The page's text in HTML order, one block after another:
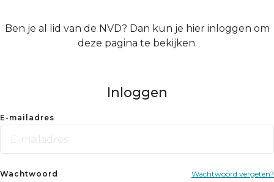
Ben je al lid van de NVD? Dan kun je hier inloggen om
deze pagina te bekijken.
Inloggen
E-mailadres
Wachtwoord Wachtwoord vergeten?